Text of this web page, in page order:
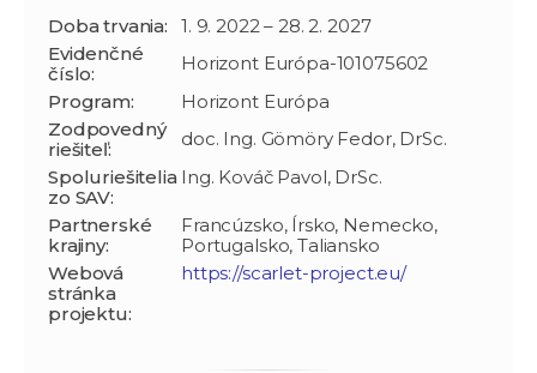
Doba trvania:
1. 9. 2022 – 28. 2. 2027
Evidenčné
číslo:
Horizont Európa-101075602
Program:
Horizont Európa
Zodpovedný
riešiteľ:
doc. Ing. Gömöry Fedor, DrSc.
Spoluriešitelia
zo SAV:
Ing. Kováč Pavol, DrSc.
Partnerské
krajiny:
Francúzsko, Írsko, Nemecko,
Portugalsko, Taliansko
Webová
stránka
projektu:
https://scarlet-project.eu/